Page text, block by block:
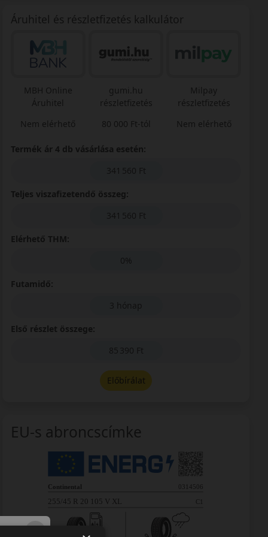
Áruhitel és részletfizetés kalkulátor
MBH Online
Áruhitel
Nem elérhető
gumi.hu
részletfizetés
80 000 Ft-tól
Milpay
részletfizetés
Nem elérhető
Termék ár 4 db vásárlása esetén:
341 560 Ft
Teljes viszafizetendő összeg:
341 560 Ft
Elérhető THM:
0%
Futamidő:
3 hónap
Első részlet összege:
85 390 Ft
Előbírálat
EU-s abroncscímke